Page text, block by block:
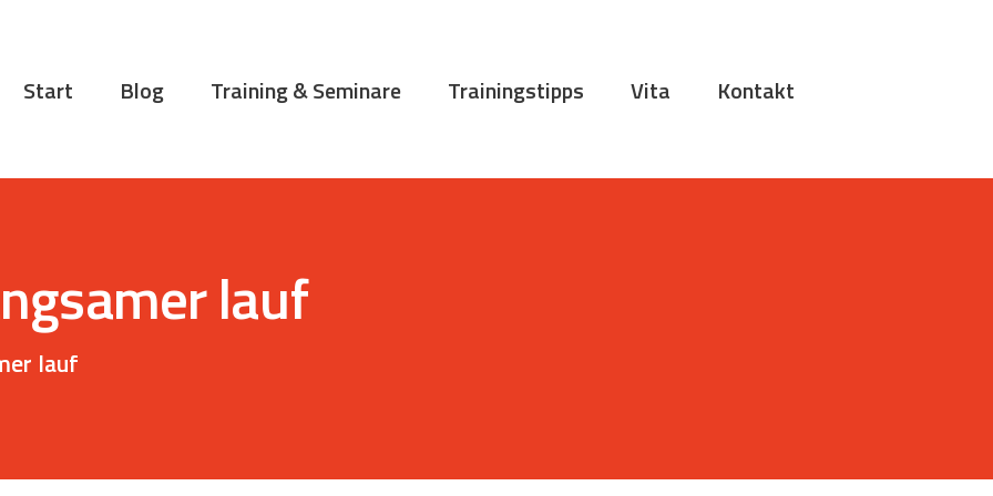
Start Blog Training & Seminare Trainingstipps Vita Kontakt
lauf
lauf
BLOG
SEMINARE
KONTAKT